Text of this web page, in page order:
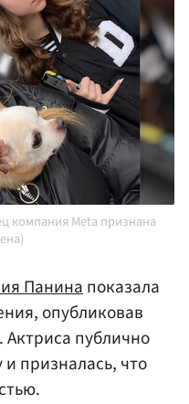
компания Meta признана
Панинапоказала
опубликовав
Актриса публично
призналась, что